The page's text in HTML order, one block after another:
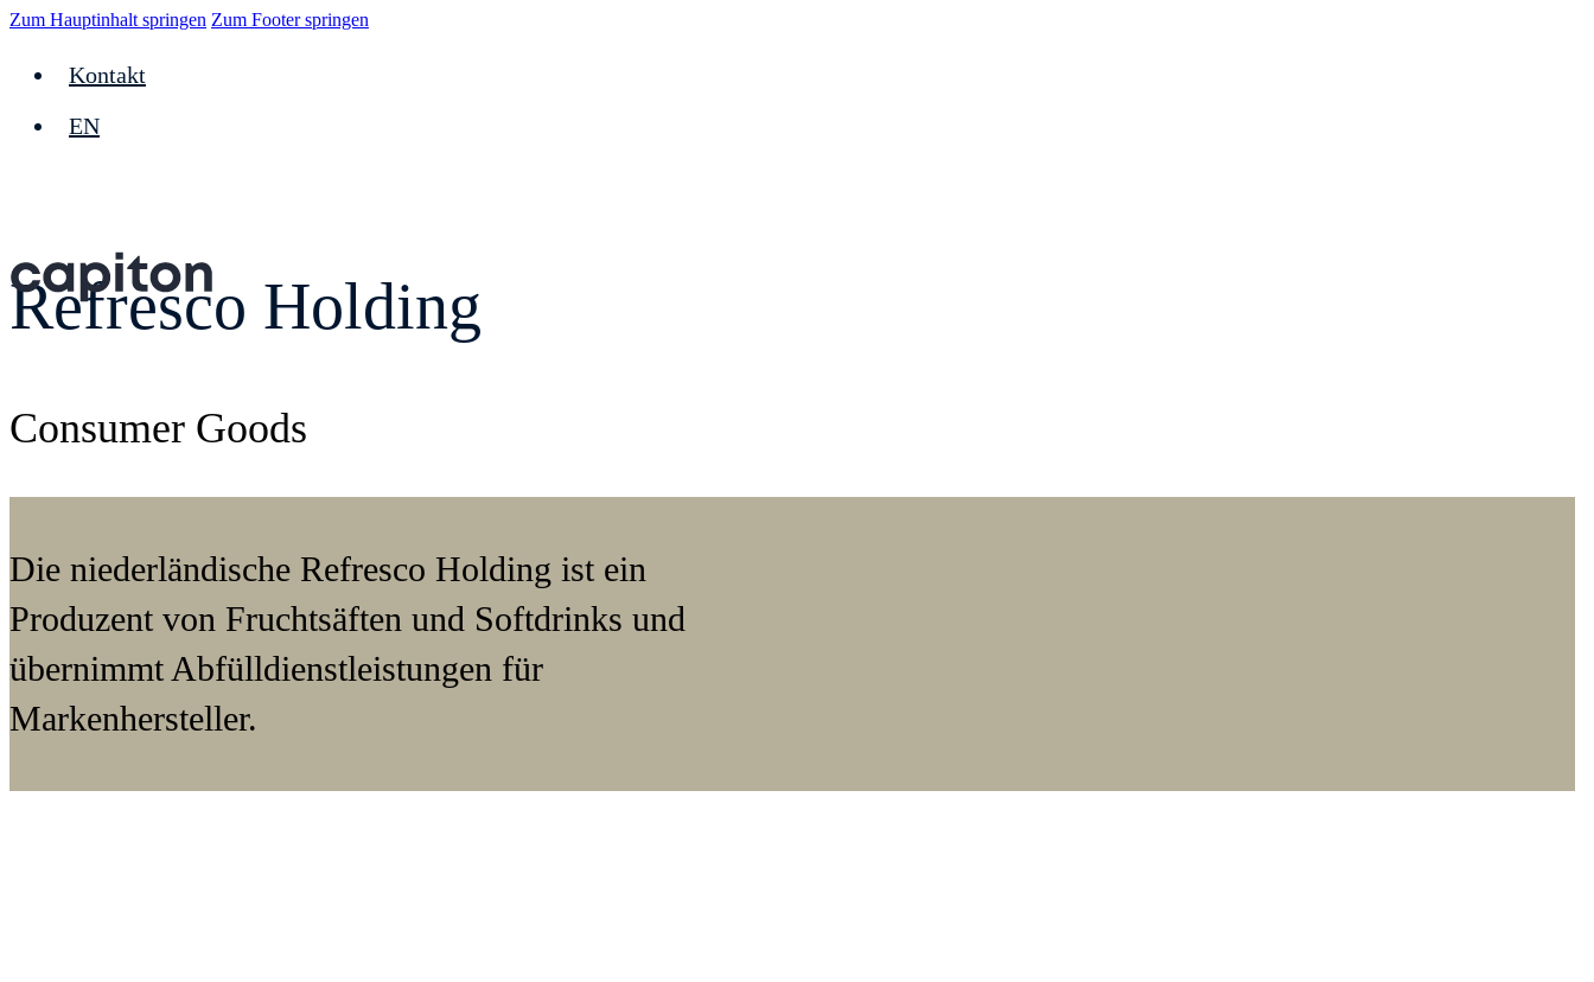
Zum Hauptinhalt springen Zum Footer springen
Kontakt
EN
Refresco Holding
Consumer Goods
Die niederländische Refresco Holding ist ein
Produzent von Fruchtsäften und Softdrinks und
übernimmt Abfülldienstleistungen für
Markenhersteller.